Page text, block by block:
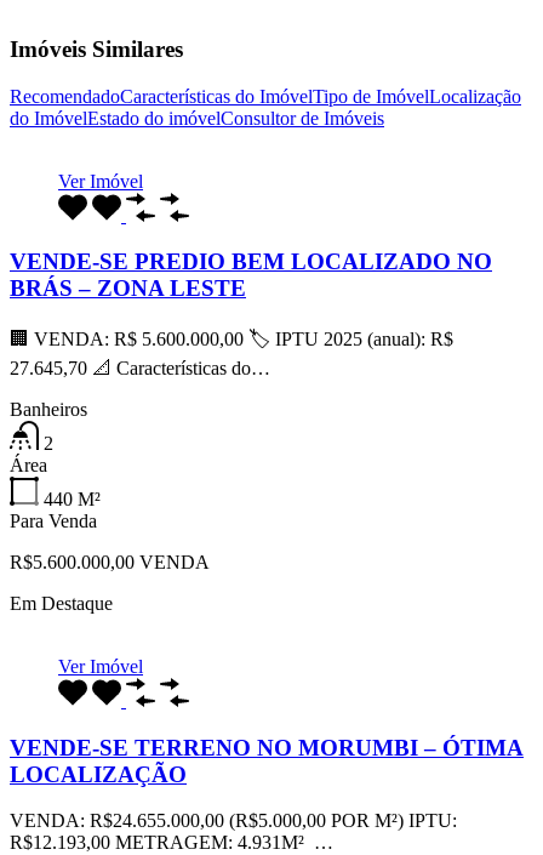
Imóveis Similares
RecomendadoCaracterísticas do ImóvelTipo de ImóvelLocalização
do ImóvelEstado do imóvelConsultor de Imóveis
Ver Imóvel
VENDE-SE PREDIO BEM LOCALIZADO NO
BRÁS – ZONA LESTE
🏢 VENDA: R$ 5.600.000,00 🏷 IPTU 2025 (anual): R$
27.645,70 📐 Características do…
Banheiros
2
Área
440 M²
Para Venda
R$5.600.000,00 VENDA
Em Destaque
Ver Imóvel
VENDE-SE TERRENO NO MORUMBI – ÓTIMA
LOCALIZAÇÃO
VENDA: R$24.655.000,00 (R$5.000,00 POR M²) IPTU:
R$12.193,00 METRAGEM: 4.931M² …